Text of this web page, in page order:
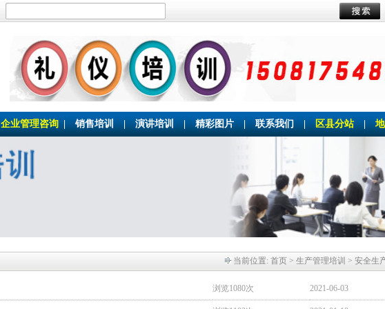
企业管理咨询 销售培训 演讲培训 精彩图片 联系我们 区县分站
当前位置: 首页 > 生产管理培训 > 安全生
浏览1080次 2021-06-03